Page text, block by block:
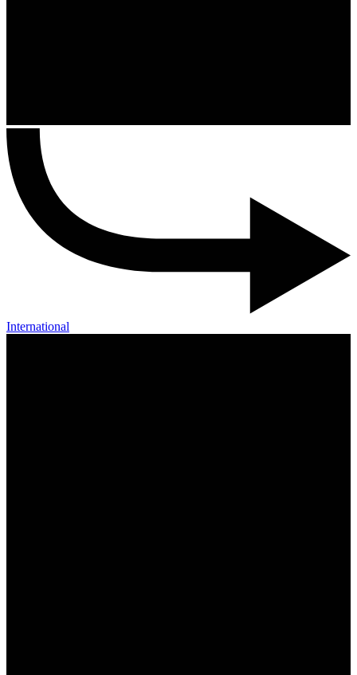
International